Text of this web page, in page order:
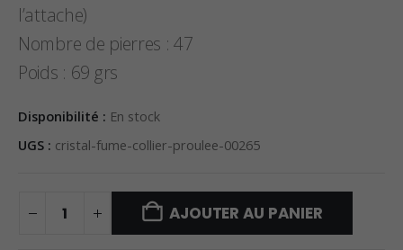
l’attache)
Nombre de pierres : 47
Poids : 69 grs
Disponibilité : En stock
UGS : cristal-fume-collier-proulee-00265
AJOUTER AU PANIER